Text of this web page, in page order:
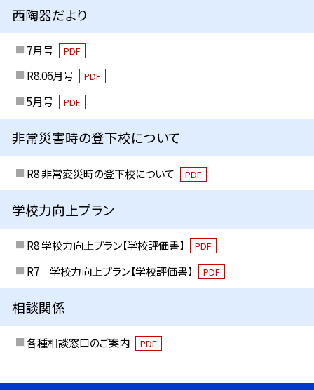
西陶器だより
7月号 PDF
R8.06月号 PDF
5月号 PDF
非常災害時の登下校について
R8 非常変災時の登下校について PDF
学校力向上プラン
R8 学校力向上プラン【学校評価書】 PDF
R7 学校力向上プラン【学校評価書】 PDF
相談関係
各種相談窓口のご案内 PDF